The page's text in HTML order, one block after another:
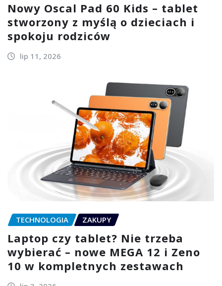
Nowy Oscal Pad 60 Kids – tablet
stworzony z myślą o dzieciach i
spokoju rodziców
lip 11, 2026
TECHNOLOGIA ZAKUPY
Laptop czy tablet? Nie trzeba
wybierać – nowe MEGA 12 i Zeno
10 w kompletnych zestawach